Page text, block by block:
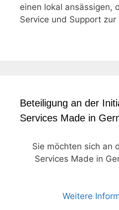
einen lokal ansässigen,
Service und Support zur
Beteiligung an der
Services Made in
Sie möchten sich an
Services Made in
Weitere